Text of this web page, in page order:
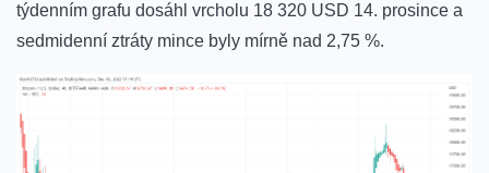
týdenním grafu dosáhl vrcholu 18 320 USD 14. prosince a
sedmidenní ztráty mince byly mírně nad 2,75 %.